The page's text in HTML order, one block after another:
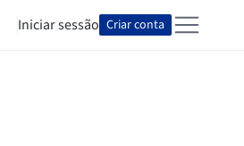
Iniciar sessão Criar conta